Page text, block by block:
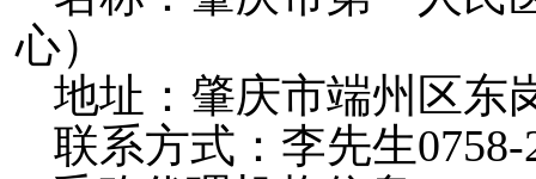
心）
地址： 肇庆市端州区东
联系方式：李先生0758-